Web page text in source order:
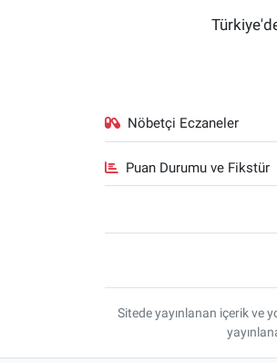
Nöbetçi Eczaneler
Puan Durumu ve Fikstür
Sitede yayınlanan içerik ve